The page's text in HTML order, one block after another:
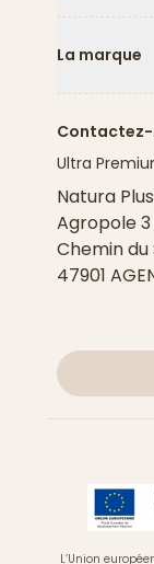
La marque
Ultra
Natura
Agropole 3
Chemin du
47901
L’Union